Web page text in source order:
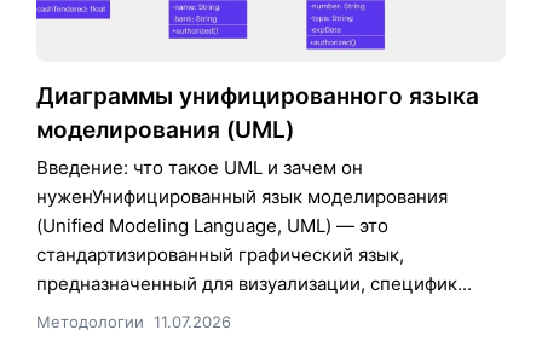
Диаграммы унифицированного языка
моделирования (UML)
Введение: что такое UML и зачем он
нуженУнифицированный язык моделирования
(Unified Modeling Language, UML) — это
стандартизированный графический язык,
предназначенный для визуализации, специфик...
Методологии 11.07.2026